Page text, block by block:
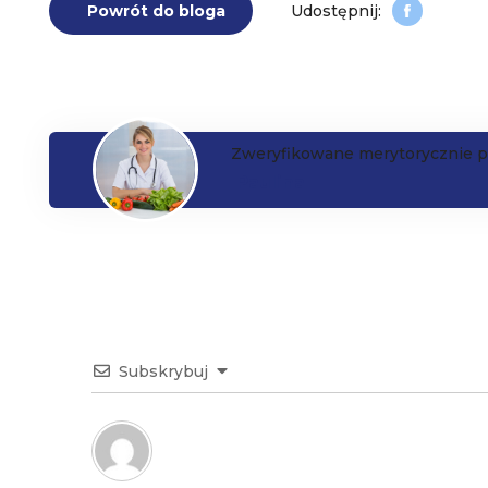
Powrót do bloga
Zweryfikowane merytorycznie
Subskrybuj